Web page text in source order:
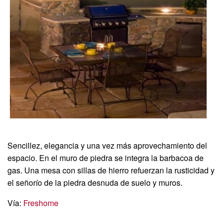
Sencillez, elegancia y una vez más aprovechamiento del
espacio. En el muro de piedra se integra la barbacoa de
gas. Una mesa con sillas de hierro refuerzan la rusticidad y
el señorío de la piedra desnuda de suelo y muros.
Vía: Freshome